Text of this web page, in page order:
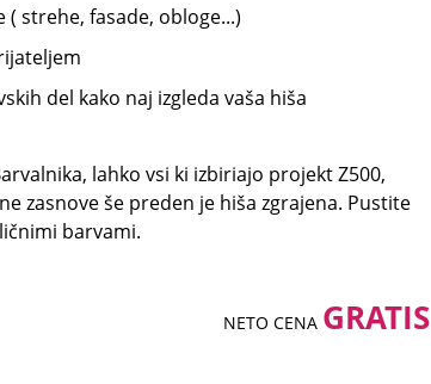
strehe, fasade, obloge...)
del kako naj izgleda vaša hiša
lahko vsi ki izbiriajo projekt Z500,
zasnove še preden je hiša zgrajena. Pustite
barvami.
NETO CENA GRATIS